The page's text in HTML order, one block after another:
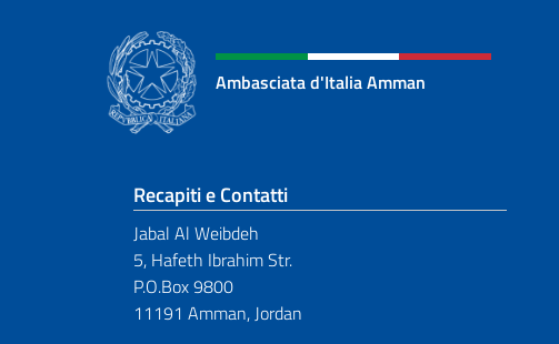
Ambasciata d'Italia Amman
Sezione footer
Recapiti e Contatti
Jabal Al Weibdeh
5, Hafeth Ibrahim Str.
P.O.Box 9800
11191 Amman, Jordan